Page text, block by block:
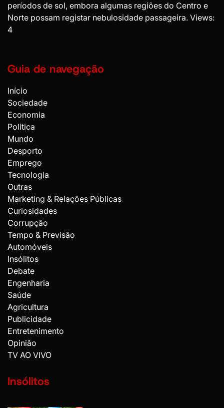
períodos de sol, embora algumas regiões do Centro e
Norte possam registar nebulosidade passageira. Views:
4
Guia de navegação
Início
Sociedade
Economia
Política
Mundo
Desporto
Emprego
Tecnologia
Outras
Marketing & Relações Públicas
Curiosidades
Corrupção
Tempo & Previsão
Automóveis
Insólitos
Debate
Engenharia
Saúde
Agricultura
Publicidade
Entretenimento
Opinião
TV AO VIVO
Insólitos